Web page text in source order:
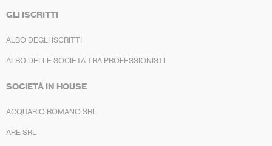
GLI ISCRITTI
ALBO DEGLI ISCRITTI
ALBO DELLE SOCIETÀ TRA PROFESSIONISTI
SOCIETÀ IN HOUSE
ACQUARIO ROMANO SRL
ARE SRL